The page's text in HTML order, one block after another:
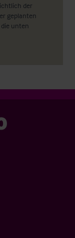
der
geplanten
unten